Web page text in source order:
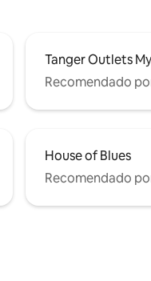
Tanger Outlets
Recomendado
House of Blues
Recomendado